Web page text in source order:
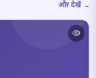
और देखें →